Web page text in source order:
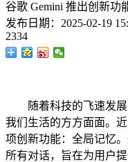
谷歌 Gemini 推出创新功
发布日期： 2025-02-19
2334
随着科技的飞速发展
我们生活的方方面面。
项创新功能：全局记忆
所有对话，旨在为用户